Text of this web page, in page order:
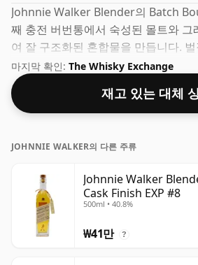
Johnnie Walker Blender의 Batch
째 충전 버번통에서 숙성된 몰트와
여 잘 구조화된 혼합물을 만듭니다.
이 지배적이며 코코넛 향이 은은하게
입에서는 풍미의 융합이 부드러운 과
러운 피트 스모크 향과 버터스카치와
음으로 고조됩니다.
마지막 확인: The Whisky Exchange
재고 있는 대체
JOHNNIE WALKER의 다른 주류
Johnnie Walker
Cask Finish EXP #8
500ml • 40.8%
₩41만 ?